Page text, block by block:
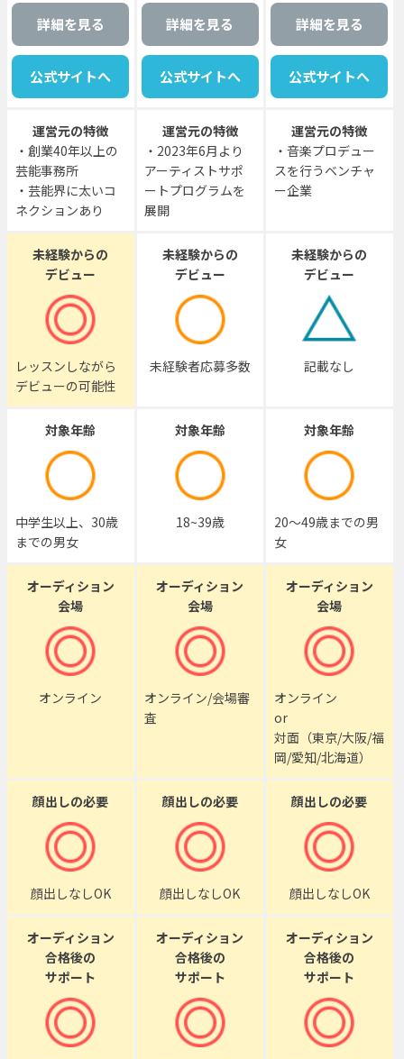
詳細を見る
公式サイトへ
詳細を見る
公式サイトへ
詳細を見る
公式サイトへ
運営元の特徴
・創業40年以上の
芸能事務所
・芸能界に太いコ
ネクションあり
運営元の特徴
・2023年6月より
アーティストサポ
ートプログラムを
展開
運営元の特徴
・音楽プロデュー
スを行うベンチャ
ー企業
未経験からの
デビュー
レッスンしながら
デビューの可能性
未経験からの
デビュー
未経験者応募多数
未経験からの
デビュー
記載なし
対象年齢
中学生以上、30歳
までの男女
対象年齢
18~39歳
対象年齢
20～49歳までの男
女
オーディション
会場
オンライン
オーディション
会場
オンライン/会場審
査
オーディション
会場
オンライン
or
対面（東京/大阪/福
岡/愛知/北海道）
顔出しの必要
顔出しなしOK
顔出しの必要
顔出しなしOK
顔出しの必要
顔出しなしOK
オーディション
合格後の
サポート
オーディション
合格後の
サポート
オーディション
合格後の
サポート